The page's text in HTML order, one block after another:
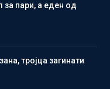
пари, а еден од
тројца загинати